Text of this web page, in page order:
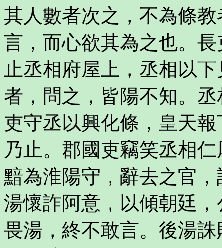
其人數者次之，不為條
言，而心欲其為之也。
止丞相府屋上，丞相以
者，問之，皆陽不知。
吏守丞以興化條，皇天
乃止。郡國吏竊笑丞相
黯為淮陽守，辭去之官
湯懷詐阿意，以傾朝廷
畏湯，終不敢言。後湯